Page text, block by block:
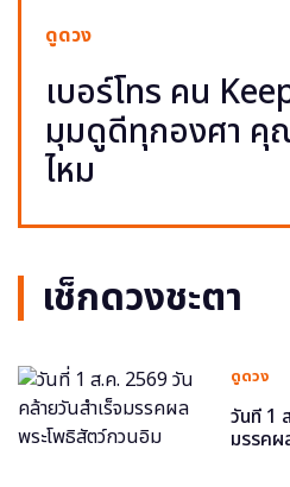
ดูดวง
เบอร์โทร คน
มุมดูดีทุกองศา คุ
ไหม
เช็กดวงชะตา
ดูดวง
วันที่ 1
มรรคผ